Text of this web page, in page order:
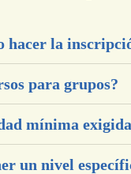
hacer la
para grupos?
mínima
un nivel